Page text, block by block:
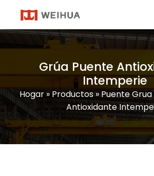
Grúa Puente
Intemperie
Hogar » Productos» Puente Grua
Antioxidante